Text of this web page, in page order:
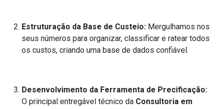
Estruturação da Base de Custeio: Mergulhamos nos
seus números para organizar, classificar e ratear todos
os custos, criando uma base de dados confiável.
Desenvolvimento da Ferramenta de Precificação:
O principal entregável técnico da Consultoria em